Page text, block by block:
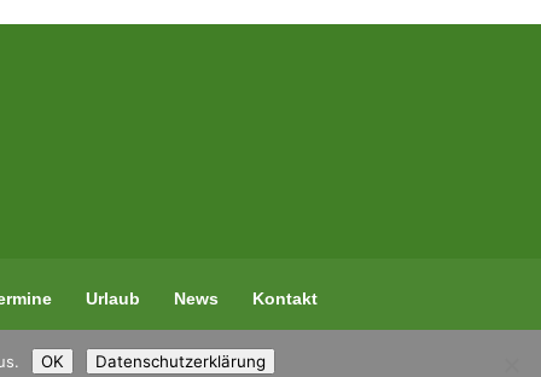
Urlaub News Kontakt
OK Datenschutzerklärung